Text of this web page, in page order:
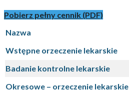
Pobierz pełny cennik (PDF)
Nazwa
Wstępne orzeczenie lekarskie
Badanie kontrolne lekarskie
Okresowe – orzeczenie lekarskie